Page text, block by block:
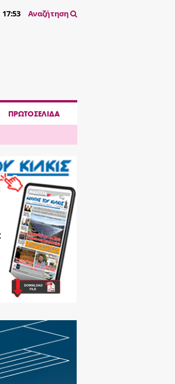
17:53 Αναζήτηση
ΠΡΩΤΟΣΕΛΙΔΑ